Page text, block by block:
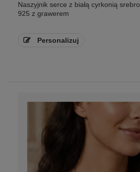
Naszyjnik serce z białą cyrkonią srebro
925 z grawerem
Personalizuj